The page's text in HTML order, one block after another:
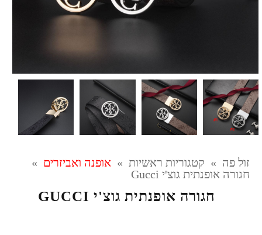
זול פה » קטגוריות ראשיות » אופנה ואביזרים »
חגורה אופנתית גוצ'י Gucci
חגורה אופנתית גוצ'י GUCCI